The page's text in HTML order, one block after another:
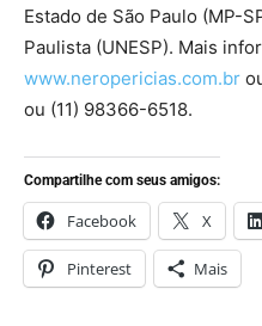
Estado de São Paulo (MP-
Paulista (UNESP). Mais
www.neropericias.com.br
ou (11) 98366-6518.
Compartilhe com seus amigos:
Facebook X
Pinterest Mais